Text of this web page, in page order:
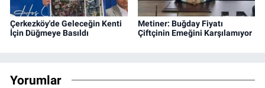
Çerkezköy'de Geleceğin Kenti
İçin Düğmeye Basıldı
Metiner: Buğday Fiyatı
Çiftçinin Emeğini Karşılamıyor
Yorumlar